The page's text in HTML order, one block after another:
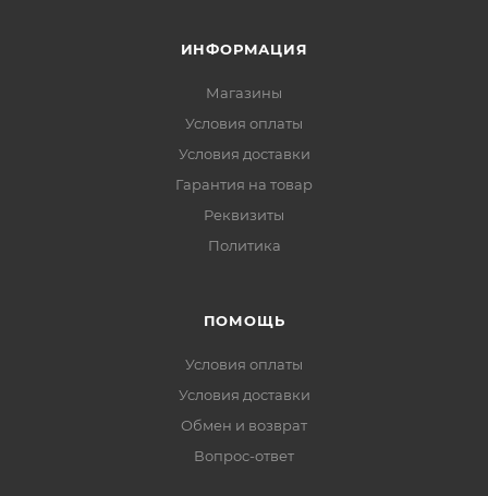
ИНФОРМАЦИЯ
Магазины
Условия оплаты
Условия доставки
Гарантия на товар
Реквизиты
Политика
ПОМОЩЬ
Условия оплаты
Условия доставки
Обмен и возврат
Вопрос-ответ